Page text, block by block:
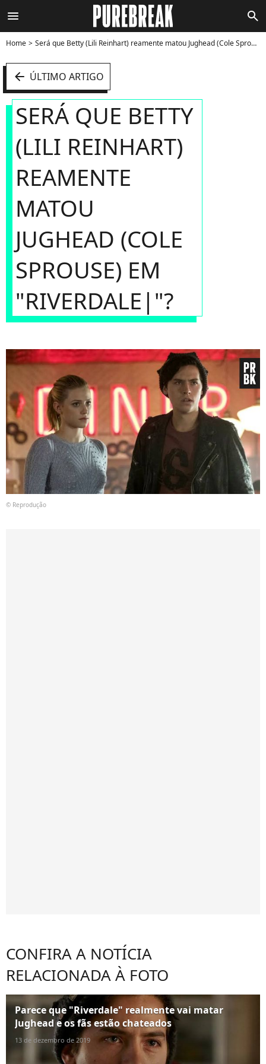
menu search
Home Será que Betty (Lili Reinhart) reamente matou Jughead (Cole Sprouse) em "Riverdale|"? - Foto
arrow_left ÚLTIMO ARTIGO
SERÁ QUE BETTY
(LILI REINHART)
REAMENTE
MATOU
JUGHEAD (COLE
SPROUSE) EM
"RIVERDALE|"?
© Reprodução
CONFIRA A NOTÍCIA
RELACIONADA À FOTO
Parece que "Riverdale" realmente vai matar
Jughead e os fãs estão chateados
13 de dezembro de 2019